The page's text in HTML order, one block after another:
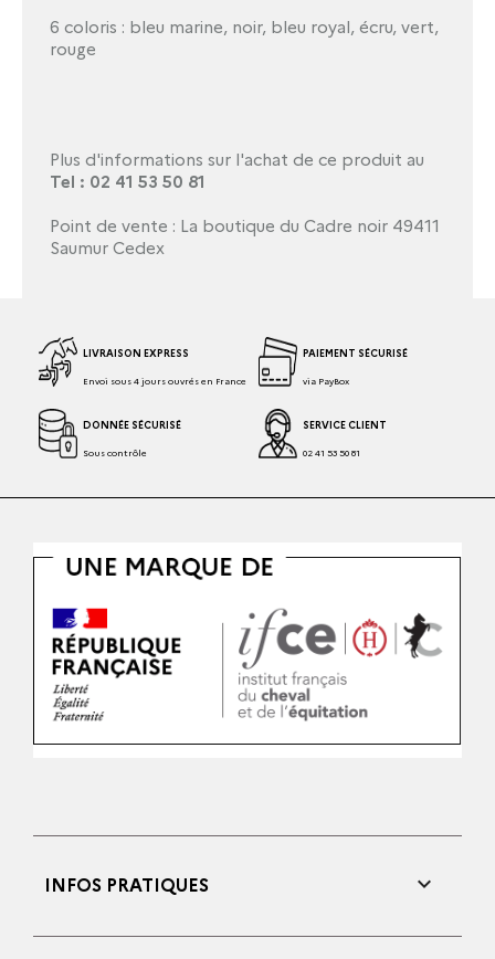
6 coloris : bleu marine, noir, bleu royal, écru, vert,
rouge
Plus d'informations sur l'achat de ce produit au
Tel : 02 41 53 50 81
Point de vente : La boutique du Cadre noir 49411
Saumur Cedex
LIVRAISON EXPRESS
Envoi sous 4 jours ouvrés en France
PAIEMENT SÉCURISÉ
via PayBox
DONNÉE SÉCURISÉ
Sous contrôle
SERVICE CLIENT
02 41 53 50 81
INFOS PRATIQUES 